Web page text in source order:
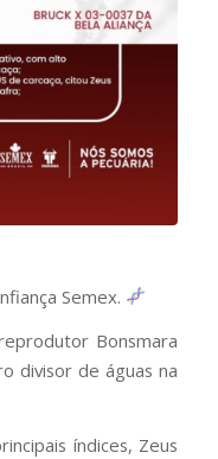
Semex.
Bonsmara
divisor de águas na
índices, Zeus